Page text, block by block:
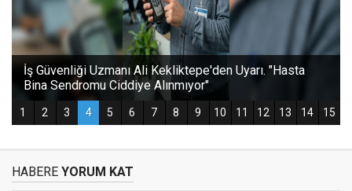
HABERE YORUM KAT